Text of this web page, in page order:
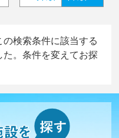
検索条件に該当する
。条件を変えてお探